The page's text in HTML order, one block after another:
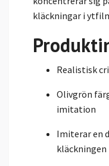
kläckningar i
Realistisk
Olivgrön
imitation
Imiterar en
kläckningen